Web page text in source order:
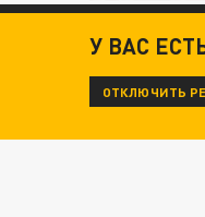
У ВАС
ОТКЛЮЧИТЬ